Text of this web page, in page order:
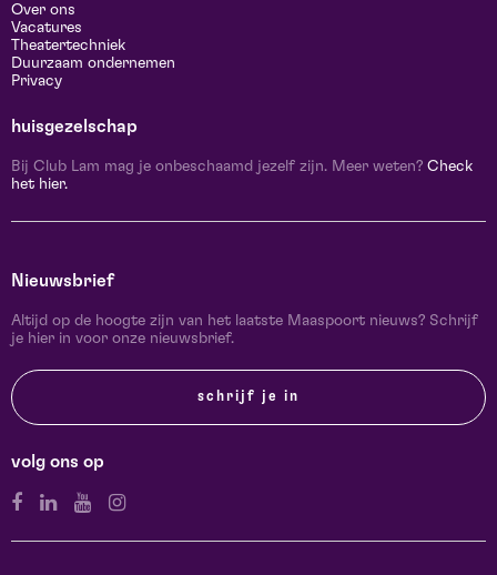
Over ons
Vacatures
Theatertechniek
Duurzaam ondernemen
Privacy
huisgezelschap
Bij Club Lam mag je onbeschaamd jezelf zijn. Meer weten? Check
het hier.
Nieuwsbrief
Altijd op de hoogte zijn van het laatste Maaspoort nieuws? Schrijf
je hier in voor onze nieuwsbrief.
schrijf je in
volg ons op